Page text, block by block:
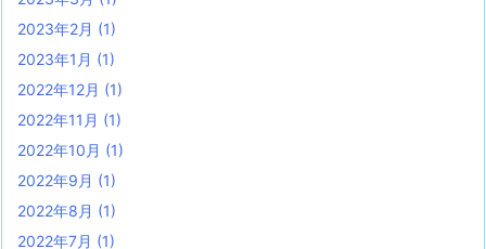
2023年2月 (1)
2023年1月 (1)
2022年12月 (1)
2022年11月 (1)
2022年10月 (1)
2022年9月 (1)
2022年8月 (1)
2022年7月 (1)